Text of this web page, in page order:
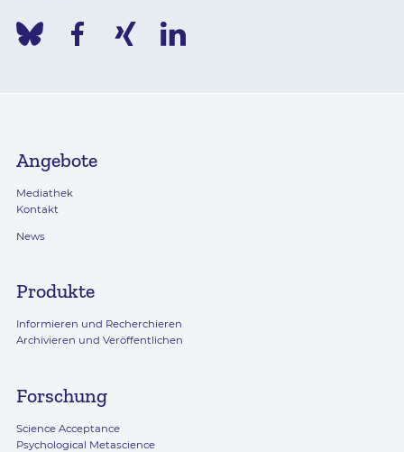
Angebote
Mediathek
Kontakt
News
Produkte
Informieren und Recherchieren
Archivieren und Veröffentlichen
Forschung
Science Acceptance
Psychological Metascience